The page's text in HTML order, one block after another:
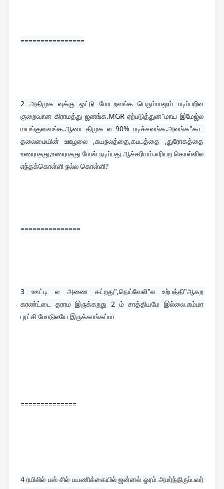
================
2 அதிமுக வுக்கு ஓட்டு போடறவங்க பெரும்பாலும் படிப்பறிவ
குறைவான கிராமத்து ஜனங்க.MGR ஏற்படுத்துன"மாய இமேஜ்ல
மயங்குனவங்க.ஆனா திமுக ல 90% படிச்சவங்க.அவங்க"கூட
தலைமையின் ஊழலை ,சுயநலத்தை,கபடத்தை ,துரோகத்தை
உணராதது,உணராதது போல் நடிப்பது ஆச்சரியம்.எரியற கொள்ளில
எந்தக்கொள்ளி நல்ல கொள்ளி?
===============
3 ஊட்டி ல அணை கட்றது",நெய்வேலி"ல உற்பத்தி"ஆகற
கரண்ட்டை தராம இருக்கறது 2 ம் சாத்தியமே இல்லை.சும்மா
புரட்சி மோடுலயே இருக்காங்கப்பா
==============
4 ரயிலில் பஸ் சில் பயணிக்கையில் ஜன்னல் ஓரம் அமர்ந்திருப்பவர்